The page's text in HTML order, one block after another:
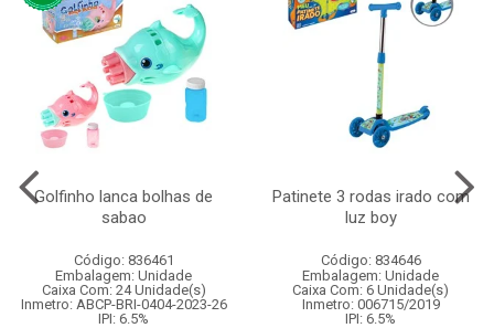
Golfinho lanca bolhas de
sabao
Código: 836461
Embalagem: Unidade
Caixa Com: 24 Unidade(s)
Inmetro: ABCP-BRI-0404-2023-26
IPI: 6.5%
Patinete 3 rodas irado com
luz boy
Código: 834646
Embalagem: Unidade
Caixa Com: 6 Unidade(s)
Inmetro: 006715/2019
IPI: 6.5%